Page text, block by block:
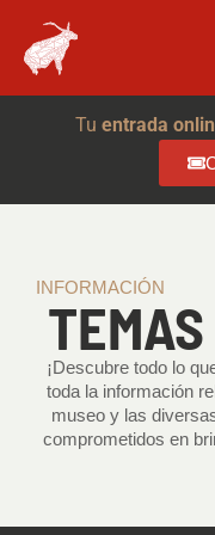
contenido
Tu entrada
INFORMACIÓN
¡Descubre todo lo
toda la información
museo y las
comprometidos en